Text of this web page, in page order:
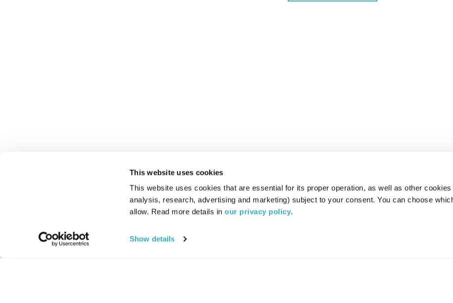
This website uses cookies
This website uses cookies that are essential for its proper operation, as well as other
analysis, research, advertising and marketing) subject to your consent. You can choose
allow. Read more details in our privacy policy.
Show details